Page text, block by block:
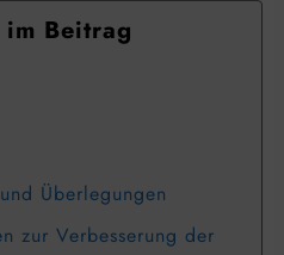
Beitrag
Überlegungen
zur Verbesserung der